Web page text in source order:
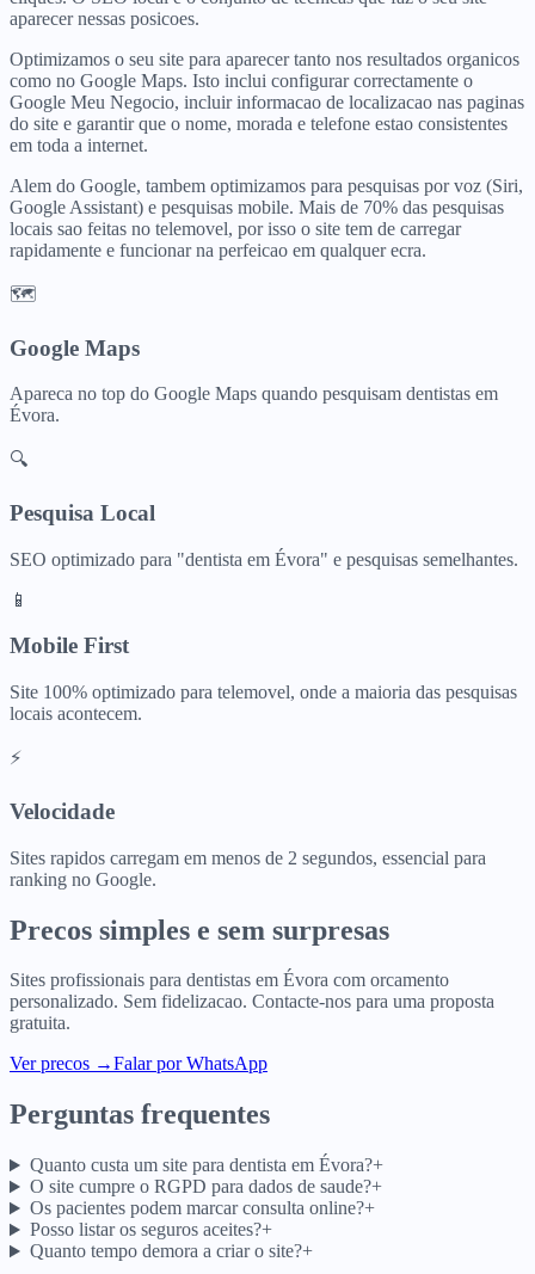
aparecer nessas posicoes.
Optimizamos o seu site para aparecer tanto nos resultados organicos
como no Google Maps. Isto inclui configurar correctamente o
Google Meu Negocio, incluir informacao de localizacao nas paginas
do site e garantir que o nome, morada e telefone estao consistentes
em toda a internet.
Alem do Google, tambem optimizamos para pesquisas por voz (Siri,
Google Assistant) e pesquisas mobile. Mais de 70% das pesquisas
locais sao feitas no telemovel, por isso o site tem de carregar
rapidamente e funcionar na perfeicao em qualquer ecra.
🗺️
Google Maps
Apareca no top do Google Maps quando pesquisam dentistas em
Évora.
🔍
Pesquisa Local
SEO optimizado para "dentista em Évora" e pesquisas semelhantes.
📱
Mobile First
Site 100% optimizado para telemovel, onde a maioria das pesquisas
locais acontecem.
⚡
Velocidade
Sites rapidos carregam em menos de 2 segundos, essencial para
ranking no Google.
Precos simples e sem surpresas
Sites profissionais para dentistas em Évora com orcamento
personalizado. Sem fidelizacao. Contacte-nos para uma proposta
gratuita.
Ver precos →Falar por WhatsApp
Perguntas frequentes
Quanto custa um site para dentista em Évora?+
O site cumpre o RGPD para dados de saude?+
Os pacientes podem marcar consulta online?+
Posso listar os seguros aceites?+
Quanto tempo demora a criar o site?+